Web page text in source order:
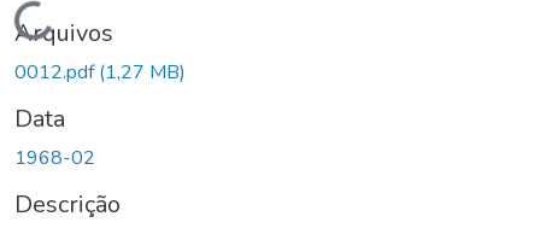
Carregando...
Arquivos
0012.pdf(1,27 MB)
Data
1968-02
Descrição